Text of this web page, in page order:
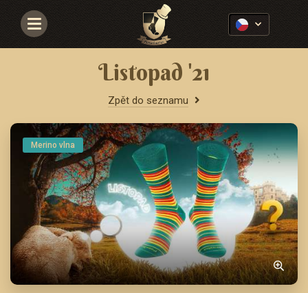
Navigace
Listopad '21
Zpět do seznamu
Merino vlna